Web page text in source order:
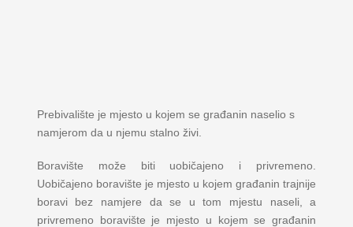
Prebivalište je mjesto u kojem se građanin naselio s
namjerom da u njemu stalno živi.
Boravište može biti uobičajeno i privremeno.
Uobičajeno boravište je mjesto u kojem građanin trajnije
boravi bez namjere da se u tom mjestu naseli, a
privremeno boravište je mjesto u kojem se građanin